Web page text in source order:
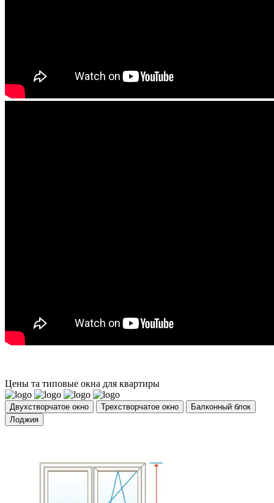
Цены та типовые окна для квартиры
Двухстворчатое окно Трехстворчатое окно
Балконный блок
Лоджия